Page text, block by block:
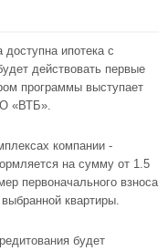
ипотека с
действовать первые
программы выступает
«ВТБ».
компании -
на сумму от 1.5
первоначального взноса
квартиры.
будет